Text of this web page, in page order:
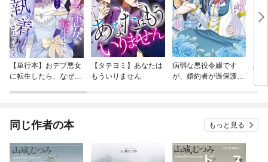
【単行本】おデブ悪女
に転生したら、なぜか
【タテヨミ】あなたは
もういりません
病弱な悪役令嬢です
が、婚約者が過保護す
妹
同じ作者の本 もっと見る